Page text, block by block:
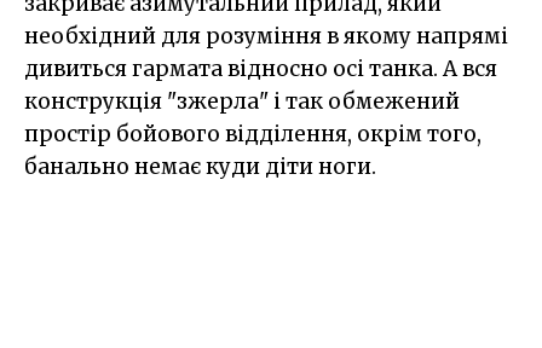
необхідний для розуміння в якому напрямі
дивиться гармата відносно осі танка. А вся
конструкція "зжерла" і так обмежений
простір бойового відділення, окрім того,
банально немає куди діти ноги.